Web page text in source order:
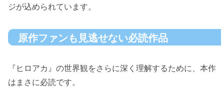
ジが込められています。
原作ファンも見逃せない必読作品
『ヒロアカ』の世界観をさらに深く理解するために、本作
はまさに必読です。